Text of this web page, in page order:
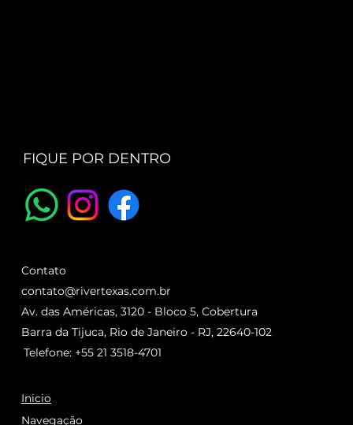
FIQUE POR DENTRO
Inicio
Navegação
Contato
contato@rivertexas.com.br
Telefone: +55 21 3518-4701
Av. das Américas, 3120 - Bloco 5, Cobertura
Barra da Tijuca, Rio de Janeiro - RJ, 22640-102